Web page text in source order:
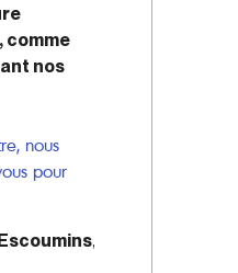
comme
nos
nous
pour
,